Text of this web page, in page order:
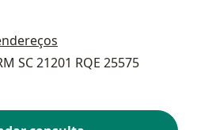
SC 21201 RQE 25575